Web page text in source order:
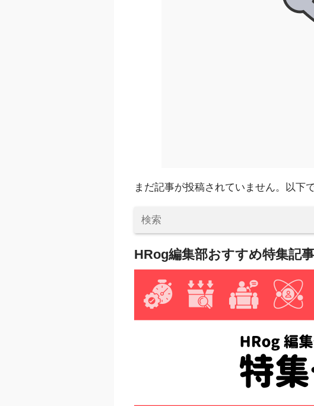
まだ記事が投稿されていません。以下
HRog編集部おすすめ特集記事